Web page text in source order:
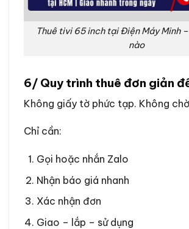
Thuê tivi 65 inch tại Điện Máy Minh
nào
6/ Quy trình thuê đơn giản
Không giấy tờ phức tạp. Không
Chỉ cần:
Gọi hoặc nhắn Zalo
Nhận báo giá nhanh
Xác nhận đơn
Giao – lắp – sử dụng